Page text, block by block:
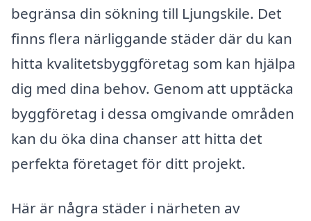
begränsa din sökning till Ljungskile. Det
finns flera närliggande städer där du kan
hitta kvalitetsbyggföretag som kan hjälpa
dig med dina behov. Genom att upptäcka
byggföretag i dessa omgivande områden
kan du öka dina chanser att hitta det
perfekta företaget för ditt projekt.
Här är några städer i närheten av